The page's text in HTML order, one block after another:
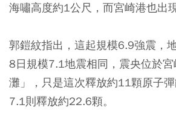
海嘯高度約1公尺，而宮崎港也出
郭鎧紋指出，這起規模6.9強震，
8日規模7.1地震相同，震央位於宮
灘」，只是這次釋放約11顆原子
7.1則釋放約22.6顆。